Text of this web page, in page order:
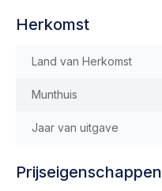
Herkomst
Land van Herkomst
Munthuis
Jaar van uitgave
Prijseigenschappen